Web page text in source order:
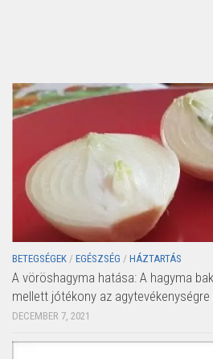
BETEGSÉGEK / EGÉSZSÉG / HÁZTARTÁS
A vöröshagyma hatása: A hagyma
mellett jótékony az agytevékenységre
DECEMBER 7, 2021